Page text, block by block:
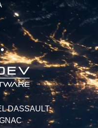
DASSAULT